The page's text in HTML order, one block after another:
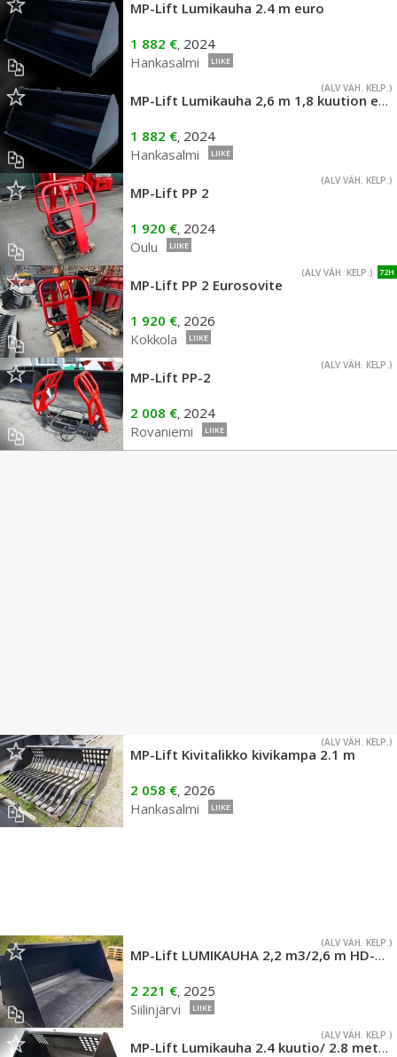
MP-Lift Lumikauha 2.4 m euro
1 882 €, 2024
Hankasalmi
LIIKE
(ALV VÄH. KELP.)
MP-Lift Lumikauha 2,6 m 1,8 kuution euro
1 882 €, 2024
Hankasalmi
LIIKE
(ALV VÄH. KELP.)
MP-Lift PP 2
1 920 €, 2024
Oulu
LIIKE
72H
(ALV VÄH. KELP.)
MP-Lift PP 2 Eurosovite
1 920 €, 2026
Kokkola
LIIKE
(ALV VÄH. KELP.)
MP-Lift PP-2
2 008 €, 2024
Rovaniemi
LIIKE
(ALV VÄH. KELP.)
MP-Lift Kivitalikko kivikampa 2.1 m
2 058 €, 2026
Hankasalmi
LIIKE
(ALV VÄH. KELP.)
MP-Lift LUMIKAUHA 2,2 m3/2,6 m HD-malli
2 221 €, 2025
Siilinjärvi
LIIKE
(ALV VÄH. KELP.)
MP-Lift Lumikauha 2.4 kuutio/ 2.8 metriä